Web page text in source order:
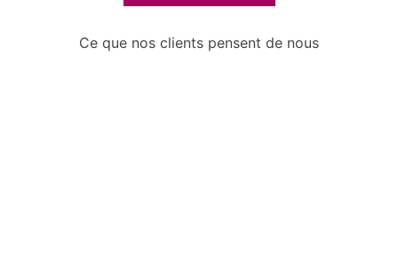
Ce que nos clients pensent de nous